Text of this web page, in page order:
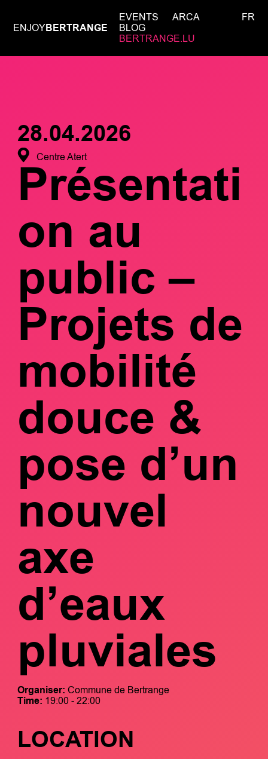
ENJOYBERTRANGE
EVENTS
ARCA
BLOG
BERTRANGE.LU
FR
28.04.2026
Centre Atert
Présentati
on au
public –
Projets de
mobilité
douce &
pose d’un
nouvel
axe
d’eaux
pluviales
Organiser: Commune de Bertrange
Time: 19:00 - 22:00
LOCATION